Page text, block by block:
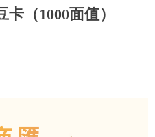
（1000面值）